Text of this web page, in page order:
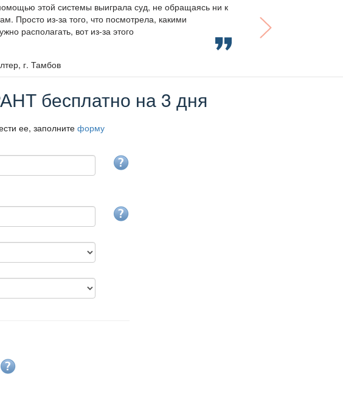
этой системы выиграла суд, не обращаясь ни к
Просто из-за того, что посмотрела, какими
располагать, вот из-за этого
г. Тамбо
бесплатно на 3 дня
ее, заполните форму